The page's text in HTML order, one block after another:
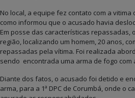
No local, a equipe fez contato com a
como informou que o acusado havia
Em posse das características repassadas,
região, localizando um homem, 20 anos,
repassadas pela vítima. Foi realizada
sendo encontrada uma arma de fogo com
Diante dos fatos, o acusado foi detido e
arma, para a 1ª DPC de Corumbá, onde o